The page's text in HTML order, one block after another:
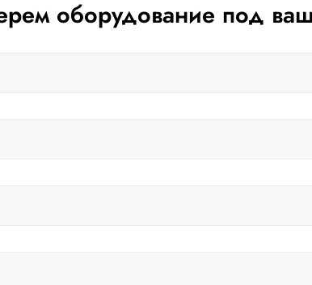
оборудование под